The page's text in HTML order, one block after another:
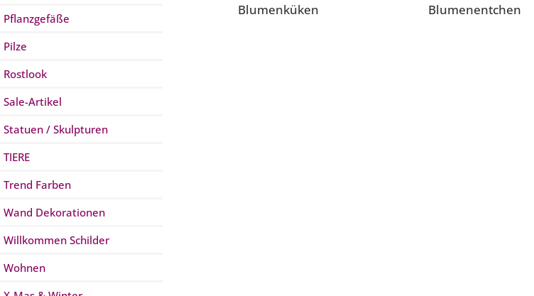
Pflanzgefäße
Pilze
Rostlook
Sale-Artikel
Statuen / Skulpturen
TIERE
Trend Farben
Wand Dekorationen
Willkommen Schilder
Wohnen
Blumenküken Blumenentchen